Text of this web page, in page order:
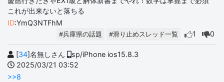
これが出来ないと落ちる
ID:YmQ3NTFhM
#兵庫県の話題 #滑り止めスレッド一覧 1 0
[34]名無しさん
sp/iPhone ios15.8.3
2025/03/21 03:52
>>8